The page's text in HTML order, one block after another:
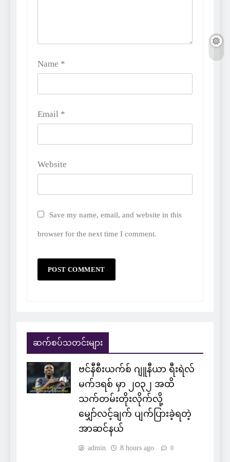
Name *
Email *
Website
Save my name, email, and website in this
browser for the next time I comment.
ဆက်စပ်သတင်းများ
ဗင်နီစီးယက်စ် ဂျူနီယာ ရီးရဲလ်
မက်ဒရစ် မှာ ၂၀၃၂ အထိ
သက်တမ်းတိုးလိုက်လို့
မျှော်လင့်ချက် ပျက်ပြားခဲ့ရတဲ့
အာဆင်နယ်
admin 8 hours ago 0